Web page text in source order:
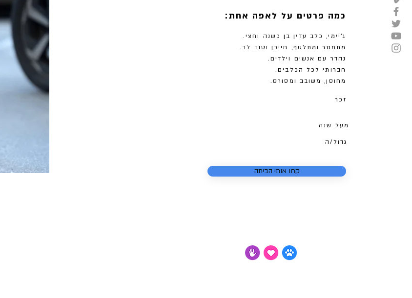
:כמה פרטים על לאפה אחת
ג'יימי, כלב עדין בן כשנה וחצי.
מתמסר ומתלטף, חייכן וטוב לב.
נהדר עם אנשים וילדים.
חברותי לכל הכלבים.
מחוסן, משובב ומסורס.
זכר
מעל שנה
גדול/ה
קחו אותי הביתה